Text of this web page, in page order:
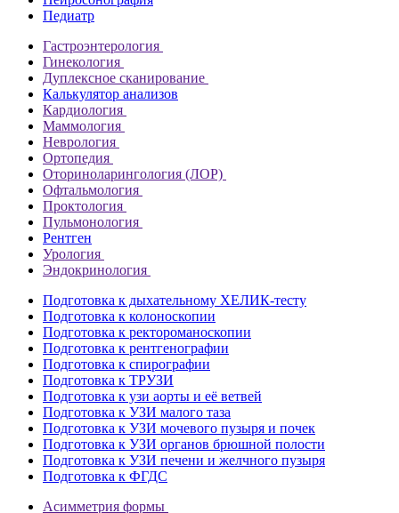
Педиатр
Гастроэнтерология
Гинекология
Дуплексное сканирование
Калькулятор анализов
Кардиология
Маммология
Неврология
Ортопедия
Оториноларингология (ЛОР)
Офтальмология
Проктология
Пульмонология
Рентген
Урология
Эндокринология
Подготовка к дыхательному ХЕЛИК-тесту
Подготовка к колоноскопии
Подготовка к ректороманоскопии
Подготовка к рентгенографии
Подготовка к спирографии
Подготовка к ТРУЗИ
Подготовка к узи аорты и её ветвей
Подготовка к УЗИ малого таза
Подготовка к УЗИ мочевого пузыря и почек
Подготовка к УЗИ органов брюшной полости
Подготовка к УЗИ печени и желчного пузыря
Подготовка к ФГДС
Асимметрия формы